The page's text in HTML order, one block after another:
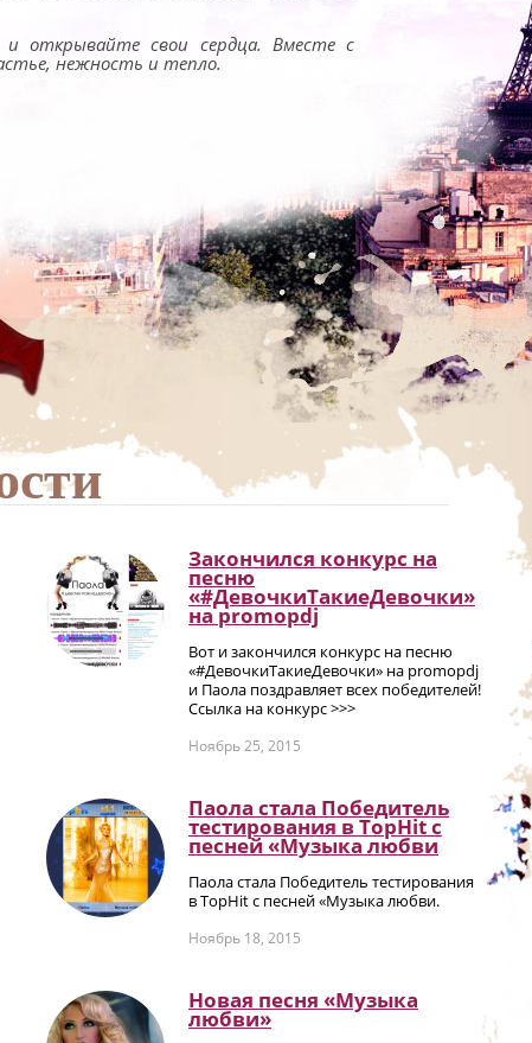
открывайте свои сердца. Вместе с
нежность и тепло.
Закончился конкурс на
песню
«#ДевочкиТакиеДевочки»
на promоpdj
Вот и закончился конкурс на песню
«#ДевочкиТакиеДевочки» на promоpdj
и Паола поздравляет всех победителей!
Ссылка на конкурс >>>
Ноябрь 25, 2015
Паола стала Победитель
тестирования в TopHit с
песней «Музыка любви
Паола стала Победитель тестирования
в TopHit с песней «Музыка любви.
Ноябрь 18, 2015
Новая песня «Музыка
любви»